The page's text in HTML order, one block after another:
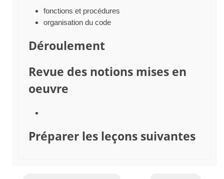
fonctions et procédures
organisation du code
Déroulement
Revue des notions mises en
oeuvre
Préparer les leçons suivantes